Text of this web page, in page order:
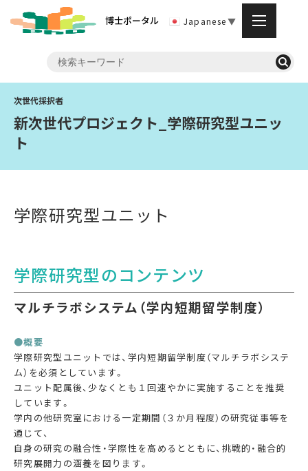
博士ポータル Japanese▼
新次世代プロジェクト_学際研究型ユニッ
ト
学際研究型ユニット
学際研究型のコンテンツ
マルチラボシステム（学内短期留学制度）
●概要
学際研究型ユニットでは、学内短期留学制度（マルチラボシステ
ム）を必須としています。
ユニット配属後、少なくとも１回速やかに実施することを推奨
しています。
学内の他研究室における一定期間（３か月程度）の研究従事等を
通じて、
自身の研究の融合性・学際性を高めるとともに、挑戦的・融合的
研究展開力の涵養を図ります。